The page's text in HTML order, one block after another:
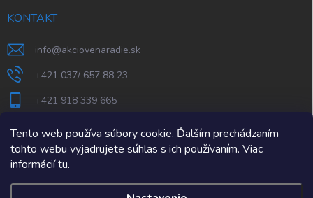
Tento web používa súbory cookie. Ďalším prechádzaním
tohto webu vyjadrujete súhlas s ich používaním. Viac
informáciítu.
KONTAKT
info@akciovenaradie.sk
+421 037/ 657 88 23
+421 918 339 665
STEPS Nitra